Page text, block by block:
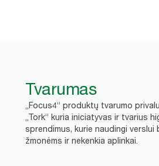
Tvarumas
„Focus4“ produktų tvarumo
„Tork“ kuria iniciatyvas ir tvarius
sprendimus, kurie naudingi verslui
žmonėms ir nekenkia aplinkai.